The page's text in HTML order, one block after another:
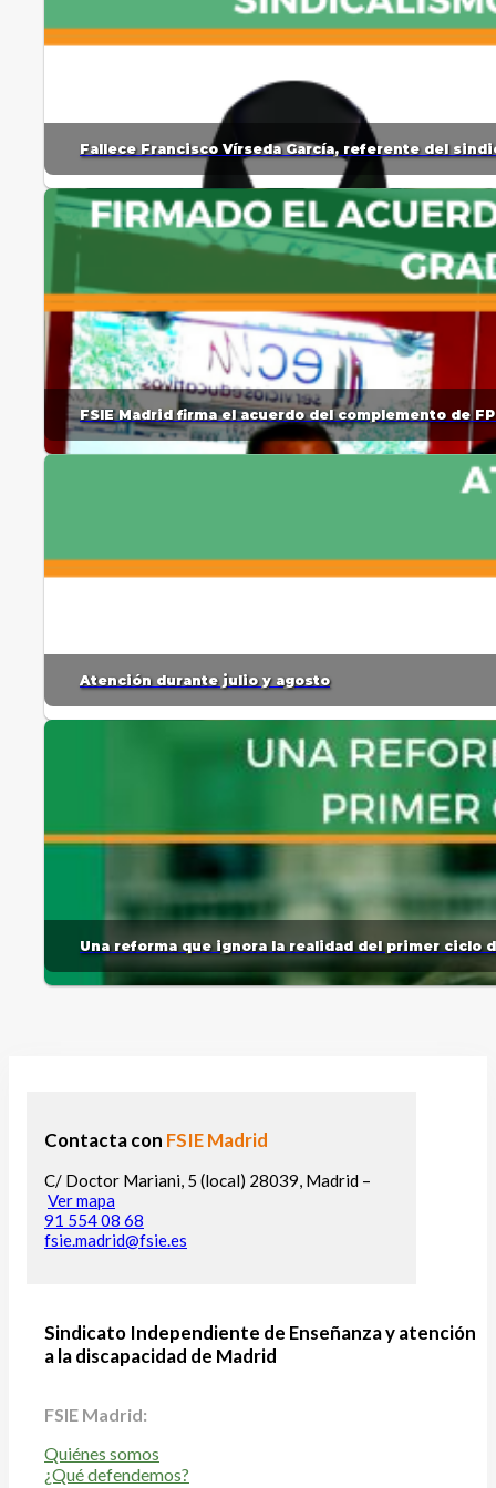
Fallece Francisco Vírseda García, referente del
FSIE Madrid firma el acuerdo del complemento de
Atención durante julio y agosto
Una reforma que ignora la realidad del primer ciclo
Contacta con FSIE Madrid
C/ Doctor Mariani, 5 (local) 28039, Madrid –
Ver mapa
91 554 08 68
fsie.madrid@fsie.es
Sindicato Independiente de Enseñanza y atención
a la discapacidad de Madrid
FSIE Madrid:
Quiénes somos
¿Qué defendemos?